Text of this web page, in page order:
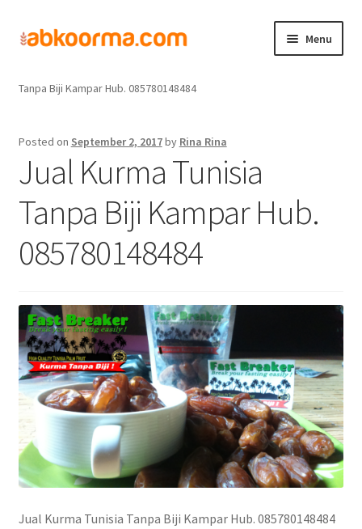
Menu
Home
Cara Order
Hubungi Kami
Tanpa Biji Kampar Hub. 085780148484
Posted on September 2, 2017by Rina Rina
Jual Kurma Tunisia
Tanpa Biji Kampar Hub.
085780148484
Jual Kurma Tunisia Tanpa Biji Kampar Hub. 085780148484